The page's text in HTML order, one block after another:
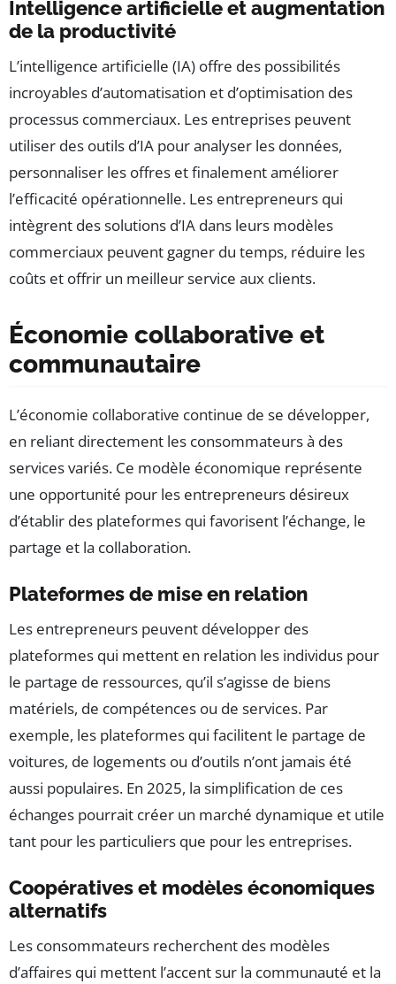
Intelligence artificielle et augmentation
de la productivité
L’intelligence artificielle (IA) offre des possibilités
incroyables d’automatisation et d’optimisation des
processus commerciaux. Les entreprises peuvent
utiliser des outils d’IA pour analyser les données,
personnaliser les offres et finalement améliorer
l’efficacité opérationnelle. Les entrepreneurs qui
intègrent des solutions d’IA dans leurs modèles
commerciaux peuvent gagner du temps, réduire les
coûts et offrir un meilleur service aux clients.
Économie collaborative et
communautaire
L’économie collaborative continue de se développer,
en reliant directement les consommateurs à des
services variés. Ce modèle économique représente
une opportunité pour les entrepreneurs désireux
d’établir des plateformes qui favorisent l’échange, le
partage et la collaboration.
Plateformes de mise en relation
Les entrepreneurs peuvent développer des
plateformes qui mettent en relation les individus pour
le partage de ressources, qu’il s’agisse de biens
matériels, de compétences ou de services. Par
exemple, les plateformes qui facilitent le partage de
voitures, de logements ou d’outils n’ont jamais été
aussi populaires. En 2025, la simplification de ces
échanges pourrait créer un marché dynamique et utile
tant pour les particuliers que pour les entreprises.
Coopératives et modèles économiques
alternatifs
Les consommateurs recherchent des modèles
d’affaires qui mettent l’accent sur la communauté et la